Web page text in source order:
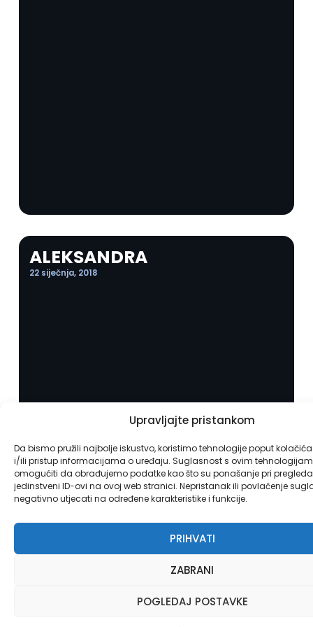
Upravljajte pristankom
Da bismo pružili najbolje iskustvo, koristimo tehnologije poput
i/ili pristup informacijama o uređaju. Suglasnost s ovim
omogućiti da obrađujemo podatke kao što su ponašanje pri
jedinstveni ID-ovi na ovoj web stranici. Nepristanak ili povlačenje
negativno utjecati na određene karakteristike i funkcije.
PRIHVATI
ZABRANI
POGLEDAJ POSTAVKE
ALEKSANDRA
22 siječnja, 2018